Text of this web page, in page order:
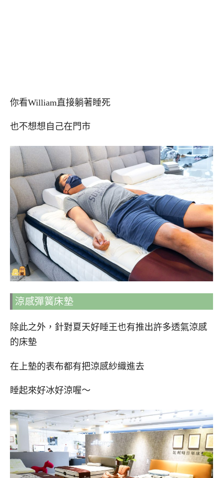
你看William直接躺著睡死
也不想想自己在門市
涼感彈簧床墊
除此之外，針對夏天好睡王也有推出許多透氣涼感
的床墊
在上墊的表布都有把涼感紗織進去
睡起來好冰好涼喔～